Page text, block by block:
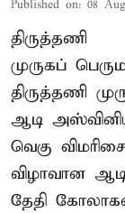
Published on: 08
திருத்தணி
முருகப்
திருத்தணி
ஆடி
வெகு
விழாவான
தேதி